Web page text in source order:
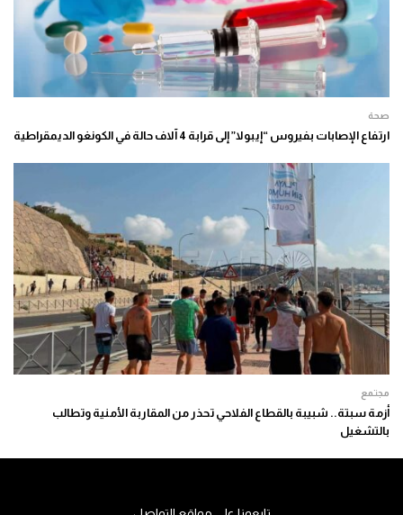
صحة
ارتفاع الإصابات بفيروس “إيبولا” إلى قرابة 4 آلاف حالة في الكونغو الديمقراطية
مجتمع
أزمة سبتة.. شبيبة بالقطاع الفلاحي تحذر من المقاربة الأمنية وتطالب
بالتشغيل